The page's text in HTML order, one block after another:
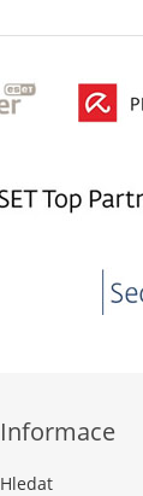
Informace
Hledat